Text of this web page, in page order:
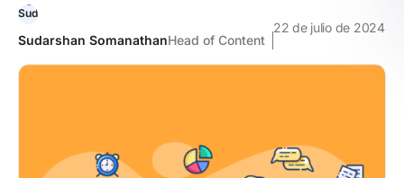
Sudarshan SomanathanHead of Content
22 de julio de 2024